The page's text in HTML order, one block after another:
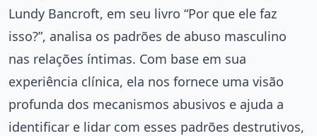
Lundy Bancroft, em seu livro “Por que ele faz
isso?”, analisa os padrões de abuso masculino
nas relações íntimas. Com base em sua
experiência clínica, ela nos fornece uma visão
profunda dos mecanismos abusivos e ajuda a
identificar e lidar com esses padrões destrutivos,